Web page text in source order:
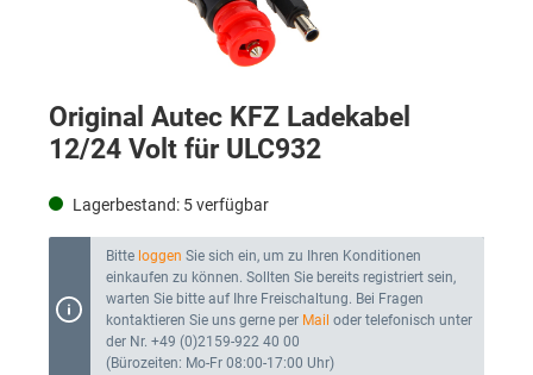
Original Autec KFZ Ladekabel
12/24 Volt für ULC932
Lagerbestand: 5verfügbar
Bitte loggen Sie sich ein, um zu Ihren Konditionen
einkaufen zu können. Sollten Sie bereits registriert sein,
warten Sie bitte auf Ihre Freischaltung. Bei Fragen
kontaktieren Sie uns gerne per Mail oder telefonisch unter
der Nr. +49 (0)2159-922 40 00
(Bürozeiten: Mo-Fr 08:00-17:00 Uhr)